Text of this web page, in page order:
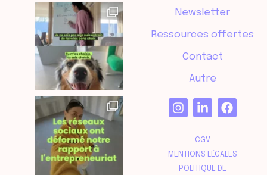
Newsletter
Ressources offertes
Contact
Autre
CGV
MENTIONS LÉGALES
POLITIQUE DE